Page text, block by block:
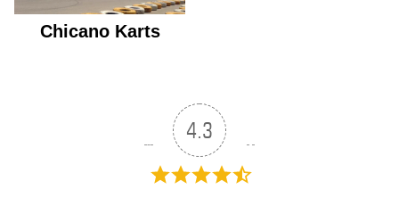
Chicano Karts
4.3